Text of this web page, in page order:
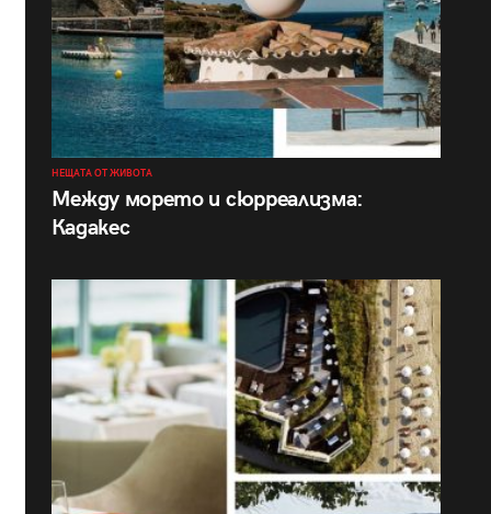
НЕЩАТА ОТ ЖИВОТА
Между морето и сюрреализма:
Кадакес